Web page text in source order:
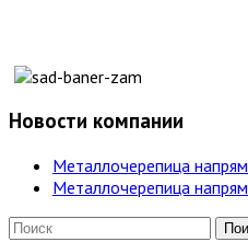
Новости компании
Металлочерепица
Металлочерепица